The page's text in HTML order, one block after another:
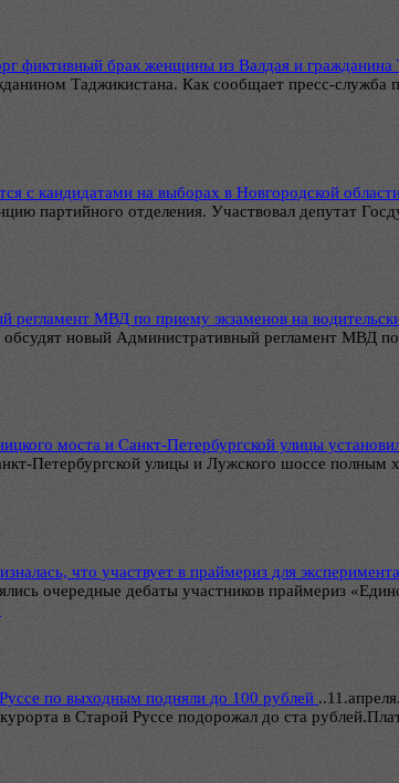
фиктивный брак женщины из Валдая и гражданина
Таджикистана. Как сообщает пресс-
с кандидатами на выборах в Новгородской
партийного отделения. Участвовал депутат
регламент МВД по приему экзаменов на
новый Административный регламент МВД
моста и Санкт-Петербургской улицы
Петербургской улицы и Лужского шоссе полным
что участвует в праймериз для эксперимента
очередные дебаты участников праймериз
по выходным подняли до 100 рублей ..
в Старой Руссе подорожал до ста